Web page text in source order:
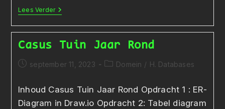
Lees VerderCasus
De
Tandarts
Casus Tuin Jaar Rond
Bericht
op:
september 11, 2023 Berichtcategorie:
Domein / H. Databases
Inhoud Casus Tuin Jaar Rond Opdracht 1 : ER-
Diagram in Draw.io Opdracht 2: Tabel diagram